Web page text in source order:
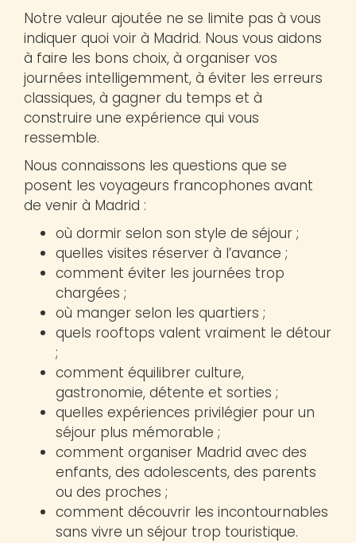
Notre valeur ajoutée ne se limite pas à vous
indiquer quoi voir à Madrid. Nous vous aidons
à faire les bons choix, à organiser vos
journées intelligemment, à éviter les erreurs
classiques, à gagner du temps et à
construire une expérience qui vous
ressemble.
Nous connaissons les questions que se
posent les voyageurs francophones avant
de venir à Madrid :
où dormir selon son style de séjour ;
quelles visites réserver à l’avance ;
comment éviter les journées trop
chargées ;
où manger selon les quartiers ;
quels rooftops valent vraiment le détour
;
comment équilibrer culture,
gastronomie, détente et sorties ;
quelles expériences privilégier pour un
séjour plus mémorable ;
comment organiser Madrid avec des
enfants, des adolescents, des parents
ou des proches ;
comment découvrir les incontournables
sans vivre un séjour trop touristique.